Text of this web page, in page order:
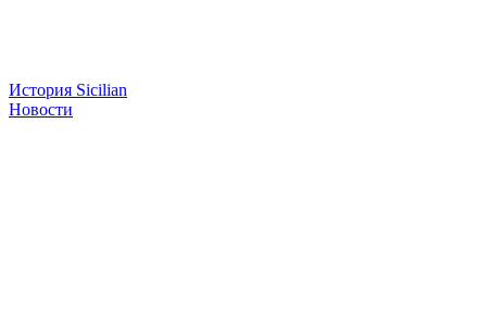
История Sicilian
Новости